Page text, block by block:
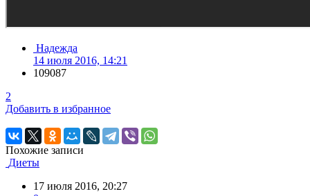
Надежда
14 июля 2016, 14:21
109087
2
Добавить в избранное
Похожие записи
Диеты
17 июля 2016, 20:27